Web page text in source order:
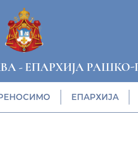
- ЕПАРХИЈА
ЕПАРХИЈА